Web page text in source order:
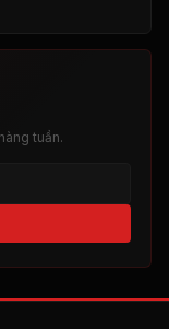
tuần.